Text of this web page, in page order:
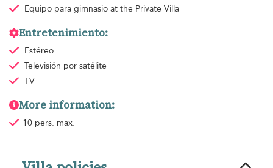
Equipo para gimnasio at the Private Villa
Entretenimiento:
Estéreo
Televisión por satélite
TV
More information:
10 pers. max.